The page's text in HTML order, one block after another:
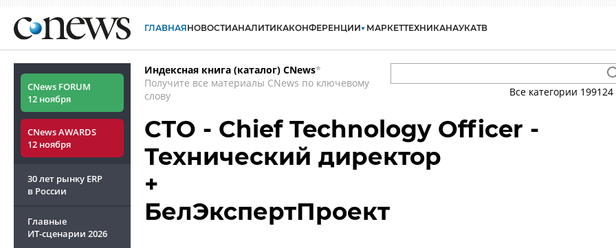
ГЛАВНАЯНОВОСТИАНАЛИТИКАКОНФЕРЕНЦИИ МАРКЕТТЕХНИКАНАУКАТВ
CNews FORUM
12 ноября
CNews AWARDS
12 ноября
30 лет рынку ERP
в России
Главные
ИТ-сценарии 2026
Индексная книга (каталог) CNews*
Получите все материалы CNews по ключевому
слову
Все категории 199124
CTO - Chief Technology Officer -
Технический директор
+
БелЭкспертПроект